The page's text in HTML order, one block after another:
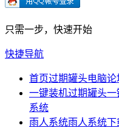
只需一步，快速开始
快捷导航
首页过期罐头电脑论
一键装机过期罐头
系统
雨人系统雨人系统